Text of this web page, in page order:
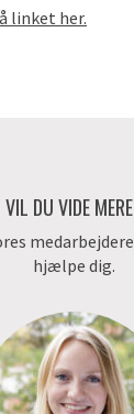
linket her.
VIL DU VIDE
hjælpe dig.